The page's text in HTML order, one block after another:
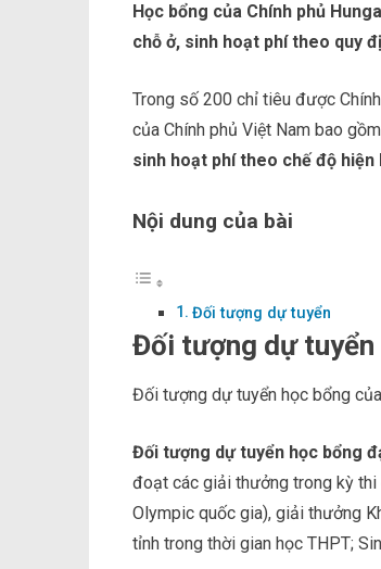
Học bổng của Chính phủ
chỗ ở, sinh hoạt phí theo quy
Trong số 200 chỉ tiêu được
của Chính phủ Việt Nam bao
sinh hoạt phí theo chế độ hiện
Nội dung của bài
Đối tượng dự tuyển
Đối tượng dự tuyển
Đối tượng dự tuyển học bổng
Đối tượng dự tuyển học bổng
đoạt các giải thưởng trong kỳ
Olympic quốc gia), giải thưởng
tỉnh trong thời gian học THPT;